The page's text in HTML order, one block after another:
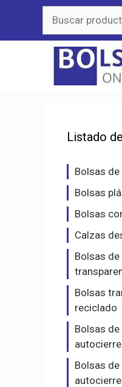
contenido
por:
Listado
Bolsas
Bolsas
Bolsas
Calzas
Bolsas
Bolsas
reciclado
Bolsas
Bolsas